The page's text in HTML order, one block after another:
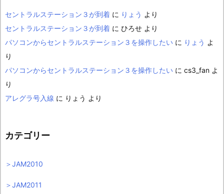
セントラルステーション３が到着 に りょう より
セントラルステーション３が到着 に ひろせ より
パソコンからセントラルステーション３を操作したい に りょう よ
り
パソコンからセントラルステーション３を操作したい に cs3_fan よ
り
アレグラ号入線 に りょう より
カテゴリー
＞JAM2010
＞JAM2011